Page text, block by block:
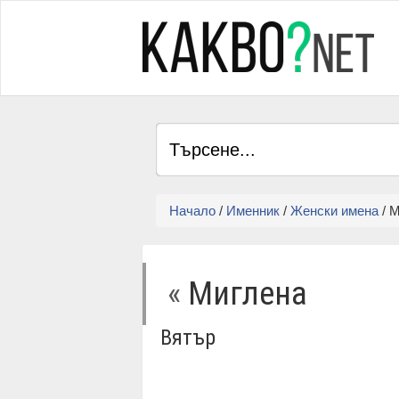
Начало / Именник / Женски имена /
« Миглена
Вятър